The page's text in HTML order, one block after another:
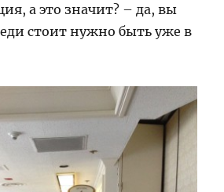
а это значит? – да, вы
стоит нужно быть уже в